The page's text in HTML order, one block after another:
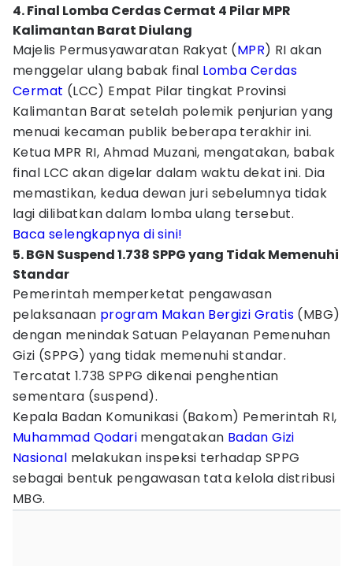
4. Final Lomba Cerdas Cermat 4 Pilar MPR
Kalimantan Barat Diulang
Majelis Permusyawaratan Rakyat (MPR) RI akan
menggelar ulang babak final Lomba Cerdas
Cermat (LCC) Empat Pilar tingkat Provinsi
Kalimantan Barat setelah polemik penjurian yang
menuai kecaman publik beberapa terakhir ini.
Ketua MPR RI, Ahmad Muzani, mengatakan, babak
final LCC akan digelar dalam waktu dekat ini. Dia
memastikan, kedua dewan juri sebelumnya tidak
lagi dilibatkan dalam lomba ulang tersebut.
Baca selengkapnya di sini!
5. BGN Suspend 1.738 SPPG yang Tidak Memenuhi
Standar
Pemerintah memperketat pengawasan
pelaksanaan program Makan Bergizi Gratis (MBG)
dengan menindak Satuan Pelayanan Pemenuhan
Gizi (SPPG) yang tidak memenuhi standar.
Tercatat 1.738 SPPG dikenai penghentian
sementara (suspend).
Kepala Badan Komunikasi (Bakom) Pemerintah RI,
Muhammad Qodari mengatakan Badan Gizi
Nasional melakukan inspeksi terhadap SPPG
sebagai bentuk pengawasan tata kelola distribusi
MBG.